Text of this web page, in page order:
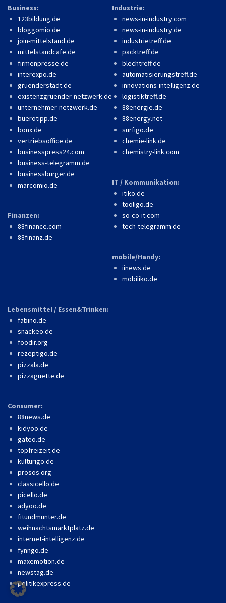
Business:
123bildung.de
bloggomio.de
join-mittelstand.de
mittelstandcafe.de
firmenpresse.de
interexpo.de
gruenderstadt.de
existenzgruender-netzwerk.de
unternehmer-netzwerk.de
buerotipp.de
bonx.de
vertriebsoffice.de
businesspress24.com
business-telegramm.de
businessburger.de
marcomio.de
Finanzen:
88finance.com
88finanz.de
Industrie:
news-in-industry.com
news-in-industry.de
industrietreff.de
packtreff.de
blechtreff.de
automatisierungstreff.de
innovations-intelligenz.de
logistiktreff.de
88energie.de
88energy.net
surfigo.de
chemie-link.de
chemistry-link.com
IT / Kommunikation:
itiko.de
tooligo.de
so-co-it.com
tech-telegramm.de
mobile/Handy:
iinews.de
mobiliko.de
Lebensmittel / Essen&Trinken:
fabino.de
snackeo.de
foodir.org
rezeptigo.de
pizzala.de
pizzaguette.de
Consumer:
88news.de
kidyoo.de
gateo.de
topfreizeit.de
kulturigo.de
prosos.org
classicello.de
picello.de
adyoo.de
fitundmunter.de
weihnachtsmarktplatz.de
internet-intelligenz.de
fynngo.de
maxemotion.de
newstag.de
politikexpress.de